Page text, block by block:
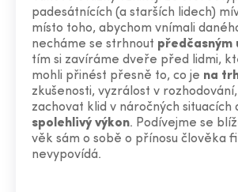
padesátnících (a starších lidech)
místo toho, abychom vnímali
necháme se strhnout předčasným
tím si zavíráme dveře před lidmi,
mohli přinést přesně to, co je na
zkušenosti, vyzrálost v
zachovat klid v náročných situacích
spolehlivý výkon. Podívejme se
věk sám o sobě o přínosu člověka
nevypovídá.